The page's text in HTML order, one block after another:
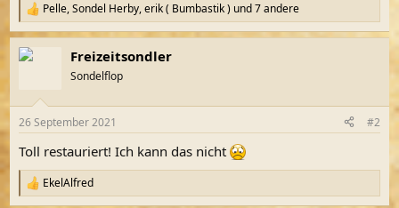
R
e
a
k
e
:
Pelle,Sondel Herby,erik ( Bumbastik ) und 7 andere
Freizeitsondler
Sondelflop
26 September 2021 #2
Toll restauriert! Ich kann das nicht
R
e
EkelAlfred